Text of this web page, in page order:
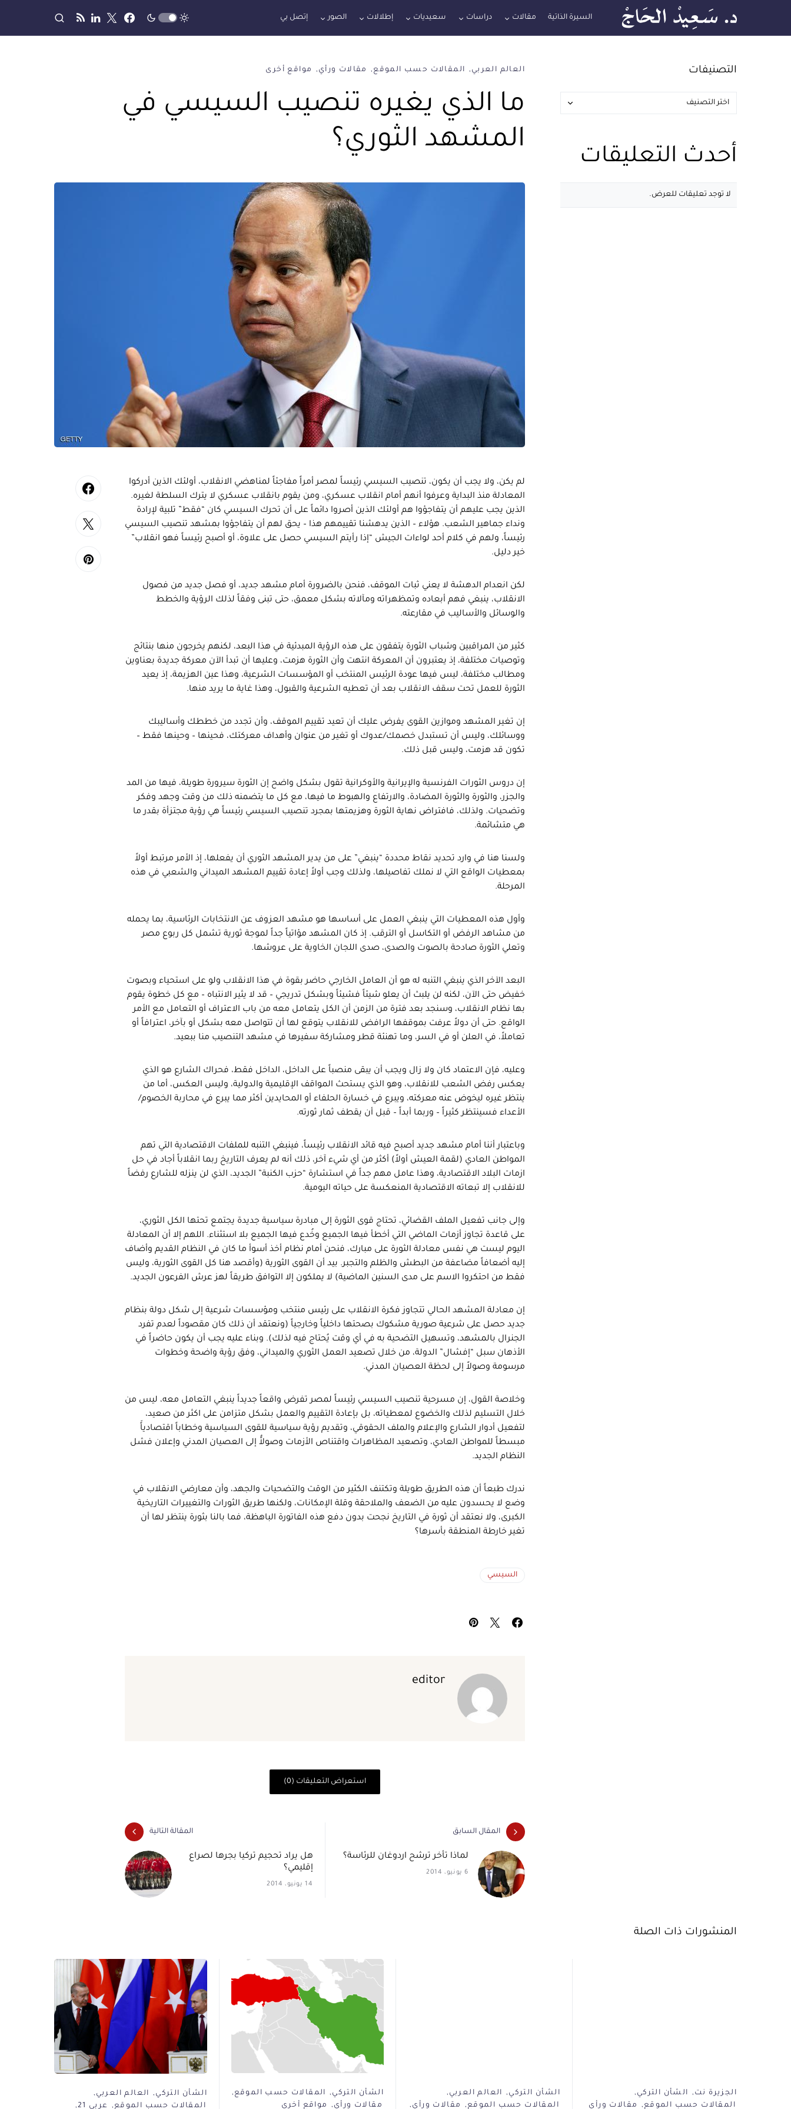
السيرة الذاتية مقالات دراسات سعيديات إطلالات الصور إتصل بي
العالم العربي المقالات حسب الموقع مقالات ورأي مواقع أخرى
ما الذي يغيره تنصيب السيسي في
المشهد الثوري؟
لم يكن، ولا يجب أن يكون، تنصيب السيسي رئيساً لمصر أمراً مفاجئاً لمناهضي الانقلاب، أولئك الذين أدركوا
المعادلة منذ البداية وعرفوا أنهم أمام انقلاب عسكري، ومن يقوم بانقلاب عسكري لا يترك السلطة لغيره.
الذين يجب عليهم أن يتفاجؤوا هم أولئك الذين أصروا دائماً على أن تحرك السيسي كان “فقط” تلبية لإرادة
ونداء جماهير الشعب. هؤلاء – الذين يدهشنا تقييمهم هذا – يحق لهم أن يتفاجؤوا بمشهد تنصيب السيسي
رئيساً، ولهم في كلام أحد لواءات الجيش “إذا رأيتم السيسي حصل على علاوة، أو أصبح رئيساً فهو انقلاب”
خير دليل.
لكن انعدام الدهشة لا يعني ثبات الموقف، فنحن بالضرورة أمام مشهد جديد، أو فصل جديد من فصول
الانقلاب، ينبغي فهم أبعاده وتمظهراته ومآلاته بشكل معمق، حتى تبنى وفقاً لذلك الرؤية والخطط
والوسائل والأساليب في مقارعته.
كثير من المراقبين وشباب الثورة يتفقون على هذه الرؤية المبدئية في هذا البعد، لكنهم يخرجون منها بنتائج
وتوصيات مختلفة، إذ يعتبرون أن المعركة انتهت وأن الثورة هزمت، وعليها أن تبدأ الآن معركة جديدة بعناوين
ومطالب مختلفة، ليس فيها عودة الرئيس المنتخب أو المؤسسات الشرعية، وهذا عين الهزيمة، إذ يعيد
الثورة للعمل تحت سقف الانقلاب بعد أن تعطيه الشرعية والقبول، وهذا غاية ما يريد منها.
إن تغير المشهد وموازين القوى يفرض عليك أن تعيد تقييم الموقف، وأن تجدد من خططك وأساليبك
ووسائلك، وليس أن تستبدل خصمك/عدوك أو تغير من عنوان وأهداف معركتك، فحينها – وحينها فقط –
تكون قد هزمت، وليس قبل ذلك.
إن دروس الثورات الفرنسية والإيرانية والأوكرانية تقول بشكل واضح إن الثورة سيرورة طويلة، فيها من المد
والجزر، والثورة والثورة المضادة، والارتفاع والهبوط ما فيها، مع كل ما يتضمنه ذلك من وقت وجهد وفكر
وتضحيات. ولذلك، فافتراض نهاية الثورة وهزيمتها بمجرد تنصيب السيسي رئيساً هي رؤية مجتزأة بقدر ما
هي متشائمة.
ولسنا هنا في وارد تحديد نقاط محددة “ينبغي” على من يدير المشهد الثوري أن يفعلها، إذ الأمر مرتبط أولاً
بمعطيات الواقع التي لا نملك تفاصيلها، ولذلك وجب أولاً إعادة تقييم المشهد الميداني والشعبي في هذه
المرحلة.
وأول هذه المعطيات التي ينبغي العمل على أساسها هو مشهد العزوف عن الانتخابات الرئاسية، بما يحمله
من مشاهد الرفض أو التكاسل أو الترقب. إذ كان المشهد مؤاتياً جداً لموجة ثورية تشمل كل ربوع مصر
وتعلي الثورة صادحة بالصوت والصدى، صدى اللجان الخاوية على عروشها.
البعد الآخر الذي ينبغي التنبه له هو أن العامل الخارجي حاضر بقوة في هذا الانقلاب ولو على استحياء وبصوت
خفيض حتى الآن، لكنه لن يلبث أن يعلو شيئاً فشيئاً وبشكل تدريجي – قد لا يثير الانتباه – مع كل خطوة يقوم
بها نظام الانقلاب، وسنجد بعد فترة من الزمن أن الكل يتعامل معه من باب الاعتراف أو التعامل مع الأمر
الواقع. حتى أن دولاً عرفت بموقفها الرافض للانقلاب يتوقع لها أن تتواصل معه بشكل أو بآخر، اعترافاً أو
تعاملاً، في العلن أو في السر، وما تهنئة قطر ومشاركة سفيرها في مشهد التنصيب منا ببعيد.
وعليه، فإن الاعتماد كان ولا زال ويجب أن يبقى منصباً على الداخل، الداخل فقط، فحراك الشارع هو الذي
يعكس رفض الشعب للانقلاب، وهو الذي يستحث المواقف الإقليمية والدولية، وليس العكس، أما من
ينتظر غيره ليخوض عنه معركته، ويبرع في خسارة الحلفاء أو المحايدين أكثر مما يبرع في محاربة الخصوم/
الأعداء فسينتظر كثيراً – وربما أبداً – قبل أن يقطف ثمار ثورته.
وباعتبار أننا أمام مشهد جديد أصبح فيه قائد الانقلاب رئيساً، فينبغي التنبه للملفات الاقتصادية التي تهم
المواطن العادي (لقمة العيش أولاً) أكثر من أي شيء آخر، ذلك أنه لم يعرف التاريخ ربما انقلاباً أجاد في حل
ازمات البلاد الاقتصادية، وهذا عامل مهم جداً في استشارة “حزب الكنبة” الجديد، الذي لن ينزله للشارع رفضاً
للانقلاب إلا تبعاته الاقتصادية المنعكسة على حياته اليومية.
وإلى جانب تفعيل الملف القضائي، تحتاج قوى الثورة إلى مبادرة سياسية جديدة يجتمع تحتها الكل الثوري،
على قاعدة تجاوز أزمات الماضي التي أخطأ فيها الجميع وخُدع فيها الجميع بلا استثناء. اللهم إلا أن المعادلة
اليوم ليست هي نفس معادلة الثورة على مبارك، فنحن أمام نظام أخذ أسوأ ما كان في النظام القديم وأضاف
إليه أضعافاً مضاعفة من البطش والظلم والتجبر. بيد أن القوى الثورية (وأقصد هنا كل القوى الثورية، وليس
فقط من احتكروا الاسم على مدى السنين الماضية) لا يملكون إلا التوافق طريقاً لهز عرش الفرعون الجديد.
إن معادلة المشهد الحالي تتجاوز فكرة الانقلاب على رئيس منتخب ومؤسسات شرعية إلى شكل دولة بنظام
جديد حصل على شرعية صورية مشكوك بصحتها داخلياً وخارجياً (ونعتقد أن ذلك كان مقصوداً لعدم تفرد
الجنرال بالمشهد، وتسهيل التضحية به في أي وقت يُحتاج فيه لذلك). وبناء عليه يجب أن يكون حاضراً في
الأذهان سبل “إفشال” الدولة، من خلال تصعيد العمل الثوري والميداني، وفق رؤية واضحة وخطوات
مرسومة وصولاً إلى لحظة العصيان المدني.
وخلاصة القول، إن مسرحية تنصيب السيسي رئيساً لمصر تفرض واقعاً جديداً ينبغي التعامل معه، ليس من
خلال التسليم لذلك والخضوع لمعطياته، بل بإعادة التقييم والعمل بشكل متزامن على اكثر من صعيد،
لتفعيل أدوار الشارع والإعلام والملف الحقوقي، وتقديم رؤية سياسية للقوى السياسية وخطاباً اقتصادياًَ
مبسطاً للمواطن العادي، وتصعيد المظاهرات واقتناص الأزمات وصولاًُ إلى العصيان المدني وإعلان فشل
النظام الجديد.
ندرك طبعاً أن هذه الطريق طويلة وتكتنف الكثير من الوقت والتضحيات والجهد، وأن معارضي الانقلاب في
وضع لا يحسدون عليه من الضعف والملاحقة وقلة الإمكانات، ولكنها طريق الثورات والتغييرات التاريخية
الكبرى، ولا نعتقد أن ثورة في التاريخ نجحت بدون دفع هذه الفاتورة الباهظة، فما بالنا بثورة ينتظر لها أن
تغير خارطة المنطقة بأسرها؟
السيسي
editor
استعراض التعليقات (0)
المقال السابق
لماذا تأخر ترشح اردوغان للرئاسة؟
6 يونيو، 2014
المقالة التالية
هل يراد تحجيم تركيا بجرها لصراع
إقليمي؟
14 يونيو، 2014
التصنيفات
أحدث التعليقات
لا توجد تعليقات للعرض.
المنشورات ذات الصلة
الجزيرة نت
الشأن التركي
المقالات حسب الموقع
مقالات ورأي
الشأن التركي
العالم العربي
المقالات حسب الموقع
مقالات ورأي
الشأن التركي
المقالات حسب الموقع
مقالات ورأي
مواقع أخرى
الشأن التركي
العالم العربي
المقالات حسب الموقع
عربي 21